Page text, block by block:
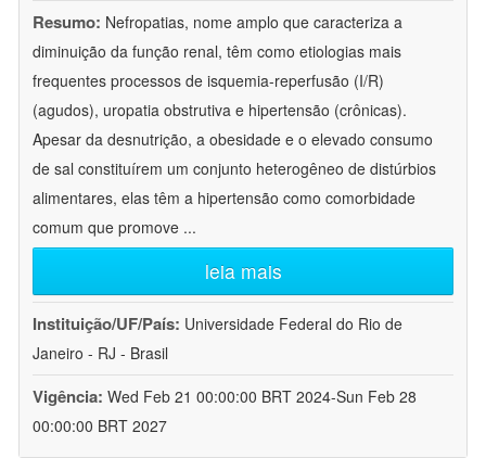
Resumo: Nefropatias, nome amplo que caracteriza a
diminuição da função renal, têm como etiologias mais
frequentes processos de isquemia-reperfusão (I/R)
(agudos), uropatia obstrutiva e hipertensão (crônicas).
Apesar da desnutrição, a obesidade e o elevado consumo
de sal constituírem um conjunto heterogêneo de distúrbios
alimentares, elas têm a hipertensão como comorbidade
comum que promove ...
leia mais
Instituição/UF/País: Universidade Federal do Rio de
Janeiro - RJ - Brasil
Vigência: Wed Feb 21 00:00:00 BRT 2024-Sun Feb 28
00:00:00 BRT 2027